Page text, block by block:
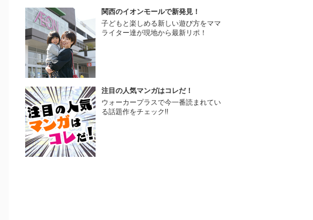
関西のイオンモールで新発見！
子どもと楽しめる新しい遊び方をママ
ライター達が現地から最新リポ！
注目の人気マンガはコレだ！
ウォーカープラスで今一番読まれてい
る話題作をチェック!!